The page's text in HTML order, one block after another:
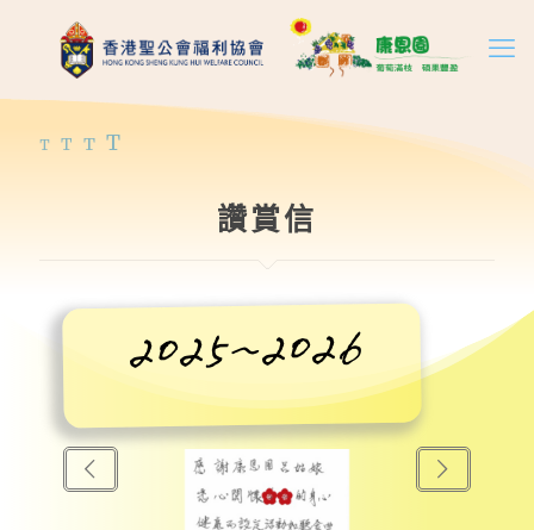
T T T T
讚賞信
2025~2026